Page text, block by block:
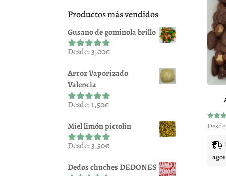
Productos más vendidos
Gusano de gominola brillo
Valorado
5
Desde:3,00€
Arroz Vaporizado
Valencia
Valorado
5
Desde:1,50€
Miel limón pictolin
Valorado
5
Desde:3,50€
Dedos chuches DEDONES
con
de 5